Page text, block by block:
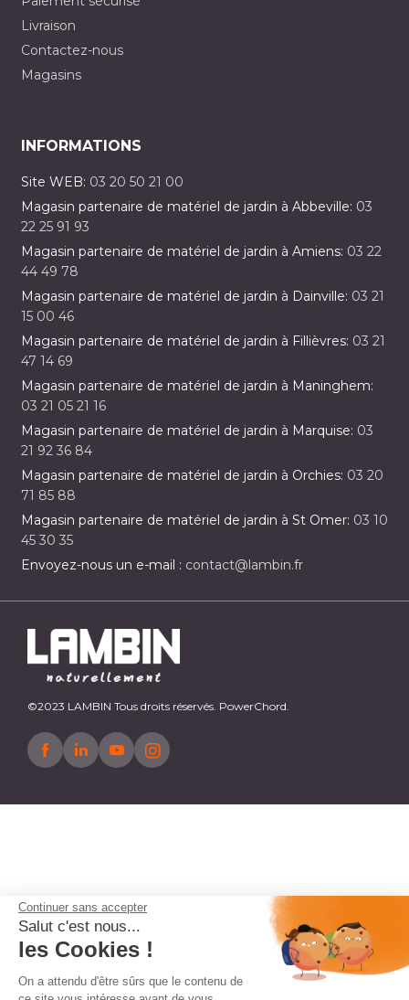
Continuer sans accepter
Salut c'est nous...
les Cookies !
On a attendu d'être sûrs que le contenu de
Livraison
Contactez-nous
Magasins
INFORMATIONS
Site WEB: 03 20 50 21 00
Magasin partenaire de matériel de jardin à Abbeville: 03
22 25 91 93
Magasin partenaire de matériel de jardin à Amiens: 03 22
44 49 78
Magasin partenaire de matériel de jardin à Dainville: 03 21
15 00 46
Magasin partenaire de matériel de jardin à Fillièvres: 03 21
47 14 69
Magasin partenaire de matériel de jardin à Maninghem:
03 21 05 21 16
Magasin partenaire de matériel de jardin à Marquise: 03
21 92 36 84
Magasin partenaire de matériel de jardin à Orchies: 03 20
71 85 88
Magasin partenaire de matériel de jardin à St Omer: 03 10
45 30 35
Envoyez-nous un e-mail : contact@lambin.fr
©2023 LAMBIN Tous droits réservés. PowerChord.